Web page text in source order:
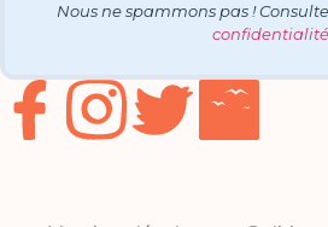
Nous ne spammons pas !
confidentialité